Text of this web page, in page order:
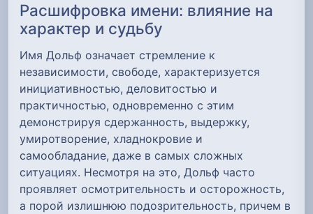
Расшифровка имени: влияние на
характер и судьбу
Имя Дольф означает стремление к
независимости, свободе, характеризуется
инициативностью, деловитостью и
практичностью, одновременно с этим
демонстрируя сдержанность, выдержку,
умиротворение, хладнокровие и
самообладание, даже в самых сложных
ситуациях. Несмотря на это, Дольф часто
проявляет осмотрительность и осторожность,
а порой излишнюю подозрительность, причем в